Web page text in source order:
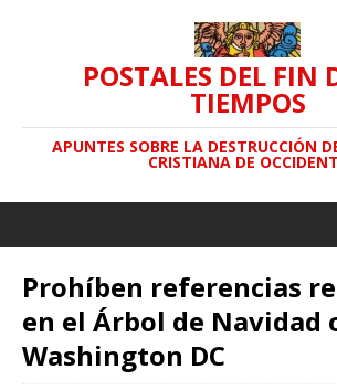
POSTALES DEL FIN
TIEMPOS
APUNTES SOBRE LA DESTRUCCIÓN
CRISTIANA DE
Prohíben referencias
en el Árbol de Navidad
Washington DC